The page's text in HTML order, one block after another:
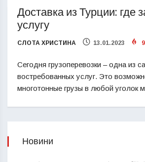
Доставка из Турции: где
услугу
СЛОТА ХРИСТИНА 13.01.2023
Сегодня грузоперевозки – одна из
востребованных услуг. Это
многотонные грузы в любой уголок
Новини